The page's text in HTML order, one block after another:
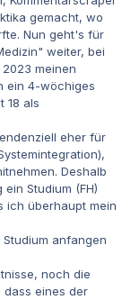
gemacht, wo
Nun geht's für
weiter, bei
meinen
ein 4-wöchiges
18 als
eher für
Deshalb
Studium (FH)
ich überhaupt mein
anfangen
noch die
dass eines der